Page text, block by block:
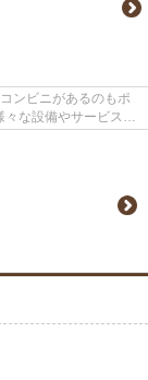
ンビニがあるのもポ
な設備やサービスが